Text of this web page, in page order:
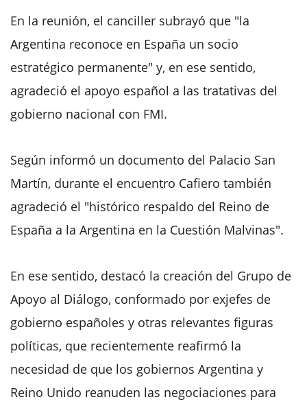
En la reunión, el canciller subrayó que "la
Argentina reconoce en España un socio
estratégico permanente" y, en ese sentido,
agradeció el apoyo español a las tratativas del
gobierno nacional con FMI.
Según informó un documento del Palacio San
Martín, durante el encuentro Cafiero también
agradeció el "histórico respaldo del Reino de
España a la Argentina en la Cuestión Malvinas".
En ese sentido, destacó la creación del Grupo de
Apoyo al Diálogo, conformado por exjefes de
gobierno españoles y otras relevantes figuras
políticas, que recientemente reafirmó la
necesidad de que los gobiernos Argentina y
Reino Unido reanuden las negociaciones para